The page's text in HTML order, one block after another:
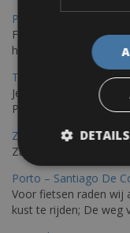
Pula Fietsverhuur
Fietsen langs de
houdt van de
Trieste-Pula
Je kunt een fiets
Pula of elders in Istrië
Zadar Fietsverhuur
Zadar, een verborgen
Porto – Santiago De
Voor fietsen raden wij
kust te rijden; De weg